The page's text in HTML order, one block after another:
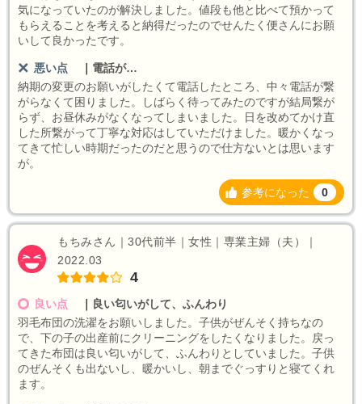
気になっていたのが解決しました。値段も他と比べて預かって
もらえることを考えると納得だったのでせんたく便さんにお願
いして良かったです。
悪い点
電話が…
納期の変更のお願いがしたくて電話したところ、中々電話が繋
がらなくて困りました。しばらく待ってみたのですが結局繋が
らず、お昼休みがなくなってしまいました。日を改めてかけ直
した所繋がって丁寧な対応はしていただけました。暖かくなっ
てきて忙しい時期だったのだと思うので仕方ないとは思います
が。
参考になった 0
もちみさん｜30代前半｜女性｜専業主婦（夫）｜
2022.03
4
良い点
良い匂いがして、ふんわり
羽毛布団の洗濯をお願いしました。子供がぜんそく持ちなの
で、下の子の出産前にクリーニングをしたくなりました。戻っ
てきた布団は良い匂いがして、ふんわりとしていました。子供
のぜんそくも出ないし、暖かいし、朝までぐっすりと寝てくれ
ます。